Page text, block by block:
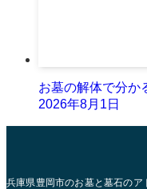
お墓の解体で分か
2026年8月1日
兵庫県豊岡市のお墓と墓石のア